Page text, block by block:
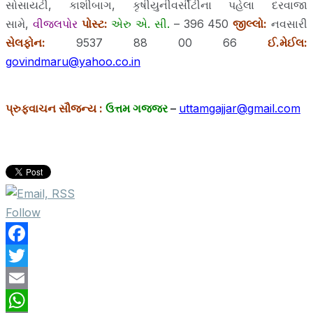
સોસાયટી, કાશીબાગ, કૃષીયુનીવર્સીટીના પહેલા દરવાજા
સામે, વીજલપોર પોસ્ટ: એરુ એ. સી. – 396 450જીલ્લો: નવસારી
સેલફોન:
9537 88 00 66 ઈ.મેઈલ:
govindmaru@yahoo.co.in
પ્રુફવાચન સૌજન્ય : ઉત્તમ ગજ્જર– uttamgajjar@gmail.com
Follow
F
a
c
T
w
E